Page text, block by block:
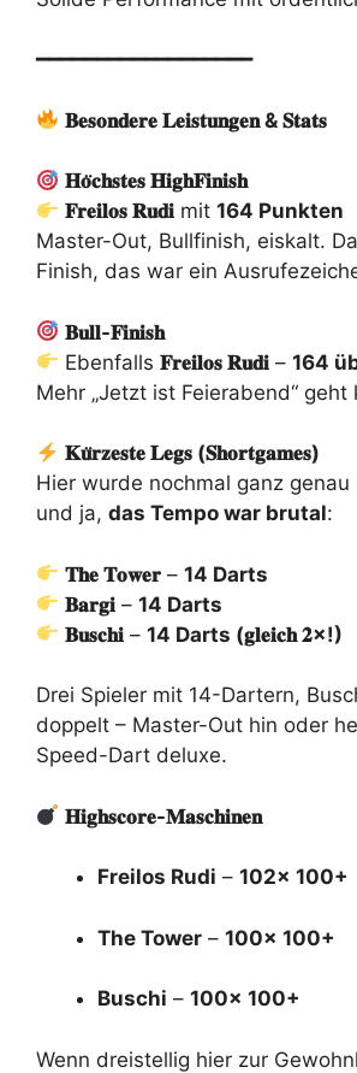
━━━━━━━━━━━━━━━━━━
𝐁𝐞𝐬𝐨𝐧𝐝𝐞𝐫𝐞 𝐋𝐞𝐢𝐬𝐭𝐮𝐧𝐠𝐞𝐧 & 𝐒𝐭𝐚𝐭𝐬
𝐇𝐨̈𝐜𝐡𝐬𝐭𝐞𝐬 𝐇𝐢𝐠𝐡𝐅𝐢𝐧𝐢𝐬𝐡
𝐅𝐫𝐞𝐢𝐥𝐨𝐬 𝐑𝐮𝐝𝐢 mit164 Punkten
Master-Out, Bullfinish, eiskalt.
Finish, das war ein
𝐁𝐮𝐥𝐥-𝐅𝐢𝐧𝐢𝐬𝐡
Ebenfalls𝐅𝐫𝐞𝐢𝐥𝐨𝐬 𝐑𝐮𝐝𝐢 –164
Mehr „Jetzt ist Feierabend“ geht
𝐊𝐮̈𝐫𝐳𝐞𝐬𝐭𝐞 𝐋𝐞𝐠𝐬 (𝐒𝐡𝐨𝐫𝐭𝐠𝐚𝐦𝐞𝐬)
Hier wurde nochmal ganz genau
und ja, das Tempo war brutal:
𝐓𝐡𝐞 𝐓𝐨𝐰𝐞𝐫 –14 Darts
𝐁𝐚𝐫𝐠𝐢 –14 Darts
𝐁𝐮𝐬𝐜𝐡𝐢 –14 Darts (𝐠𝐥𝐞𝐢𝐜𝐡 𝟐×!)
Drei Spieler mit 14-Dartern,
doppelt – Master-Out hin oder
Speed-Dart deluxe.
𝐇𝐢𝐠𝐡𝐬𝐜𝐨𝐫𝐞-𝐌𝐚𝐬𝐜𝐡𝐢𝐧𝐞𝐧
Freilos Rudi – 102x 100+
The Tower – 100x 100+
Buschi – 100x 100+
Wenn dreistellig hier zur